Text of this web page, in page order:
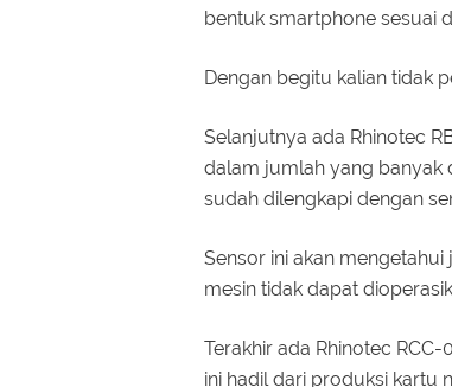
bentuk smartphone sesuai
Dengan begitu kalian tidak
Selanjutnya ada Rhinotec
dalam jumlah yang banyak
sudah dilengkapi dengan
Sensor ini akan
mesin tidak dapat
Terakhir ada Rhinotec
ini hadil dari produksi kartu